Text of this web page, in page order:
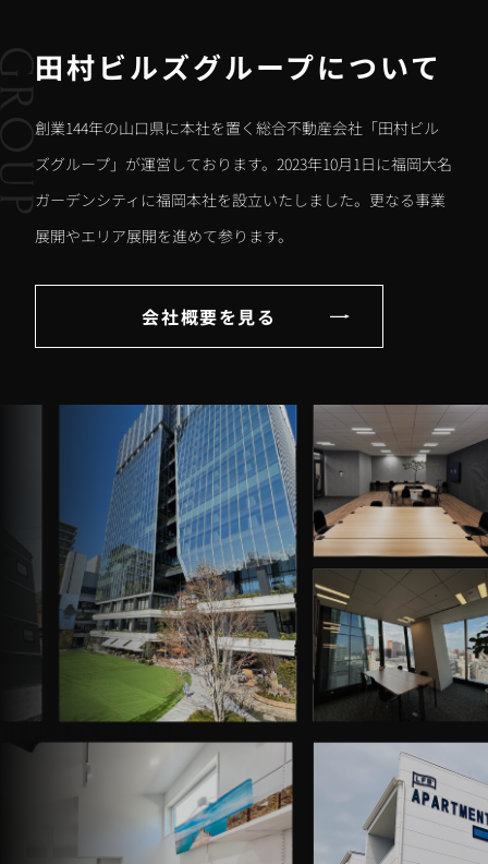
田村ビルズグループについて
創業144年の山口県に本社を置く総合不動産会社「田村ビル
ズグループ」が運営しております。2023年10月1日に福岡大名
ガーデンシティに福岡本社を設立いたしました。更なる事業
展開やエリア展開を進めて参ります。
会社概要を見る